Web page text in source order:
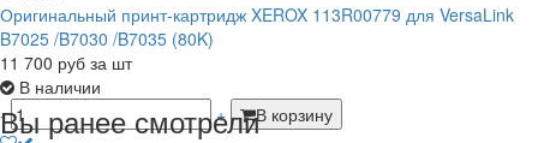
Оригинальный принт-картридж XEROX 113R00779 для VersaLink
B7025 /B7030 /B7035 (80K)
11 700 руб за шт
В наличии
-
+ В корзину
Вы ранее смотрели